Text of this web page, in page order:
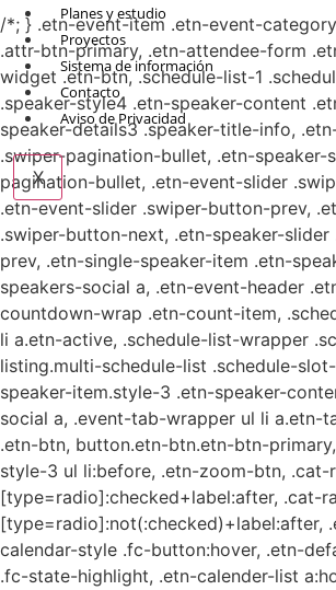
Planes y estudio
Proyectos
Sistema de información
Contacto
Aviso de Privacidad
X
/*; } .etn-event-item .etn-event-
.attr-btn-primary, .etn-attendee-form
widget .etn-btn, .schedule-list-1
.speaker-style4 .etn-speaker-content
speaker-details3 .speaker-title-info,
.swiper-pagination-bullet, .etn-speaker-
pagination-bullet, .etn-event-slider
.etn-event-slider .swiper-button-prev,
.swiper-button-next, .etn-speaker-
prev, .etn-single-speaker-item .etn-
speakers-social a, .etn-event-header
countdown-wrap .etn-count-item,
li a.etn-active, .schedule-list-wrapper
listing.multi-schedule-list .schedule-
speaker-item.style-3 .etn-speaker-
social a, .event-tab-wrapper ul li a.etn-
.etn-btn, button.etn-btn.etn-btn-
style-3 ul li:before, .etn-zoom-btn,
[type=radio]:checked+label:after, .cat-
[type=radio]:not(:checked)+label:after,
calendar-style .fc-button:hover, .etn-
.fc-state-highlight, .etn-calender-list